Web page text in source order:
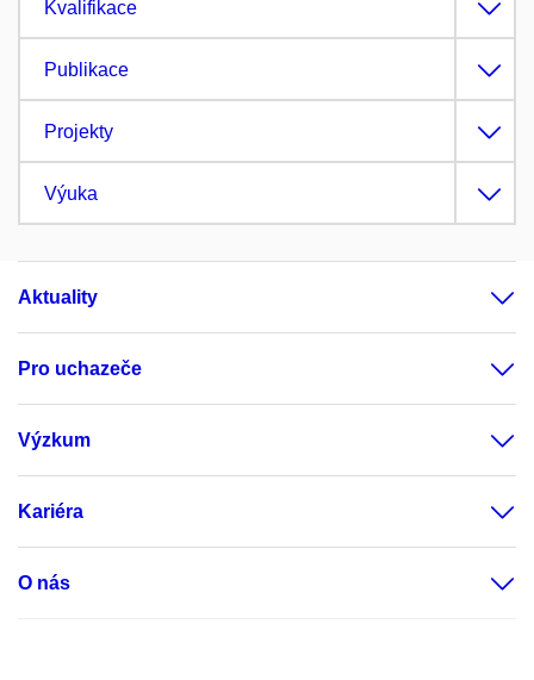
Kvalifikace
Publikace
Projekty
Výuka
Aktuality
Pro uchazeče
Výzkum
Kariéra
O nás